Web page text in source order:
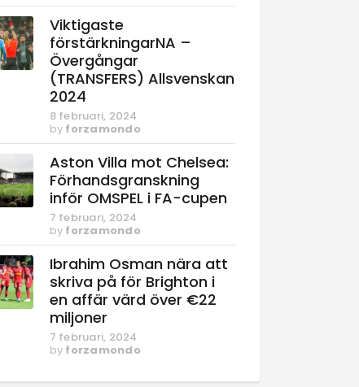
Viktigaste
förstärkningarNA –
Övergångar
(TRANSFERS) Allsvenskan
2024
8 februari, 2024
by forzamondo
Aston Villa mot Chelsea:
Förhandsgranskning
inför OMSPEL i FA-cupen
7 februari, 2024
by forzamondo
Ibrahim Osman nära att
skriva på för Brighton i
en affär värd över €22
miljoner
7 februari, 2024
by forzamondo